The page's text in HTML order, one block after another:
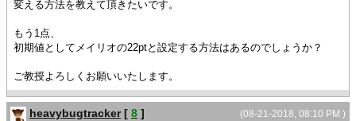
変える方法を教えて頂きたいです。
もう1点、
初期値としてメイリオの22ptと設定する方法はあるのでしょうか？
ご教授よろしくお願いいたします。
(08-21-2018, 08:10 PM )
heavybugtracker [ 8 ]